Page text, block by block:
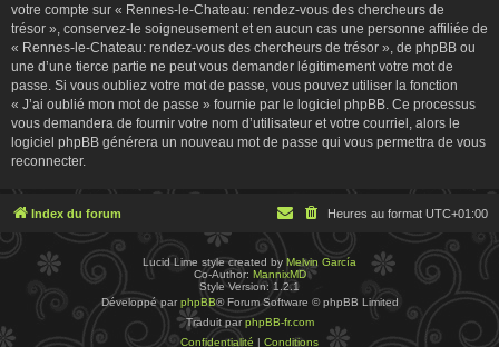
votre compte sur « Rennes-le-Chateau: rendez-vous des chercheurs de
trésor », conservez-le soigneusement et en aucun cas une personne affiliée de
« Rennes-le-Chateau: rendez-vous des chercheurs de trésor », de phpBB ou
une d’une tierce partie ne peut vous demander légitimement votre mot de
passe. Si vous oubliez votre mot de passe, vous pouvez utiliser la fonction
« J’ai oublié mon mot de passe » fournie par le logiciel phpBB. Ce processus
vous demandera de fournir votre nom d’utilisateur et votre courriel, alors le
logiciel phpBB générera un nouveau mot de passe qui vous permettra de vous
reconnecter.
Index du forum Heures au format UTC+01:00
Lucid Lime style created by Melvin García
Co-Author: MannixMD
Style Version: 1.2.1
Développé par phpBB® Forum Software © phpBB Limited
Traduit parphpBB-fr.com
Confidentialité | Conditions